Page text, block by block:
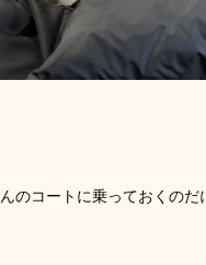
のコートに乗っておくのだ